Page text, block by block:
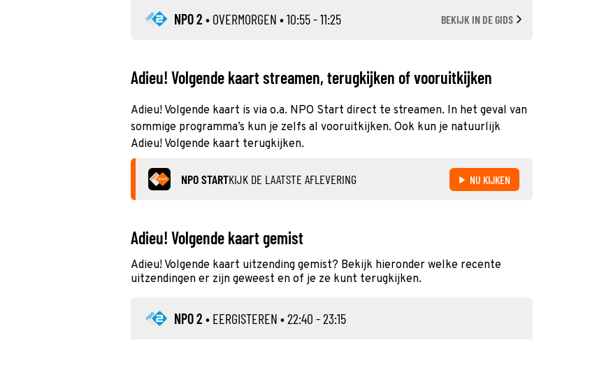
NPO 2 • OVERMORGEN • 10:55 - 11:25 BEKIJK IN DE GIDS
Adieu! Volgende kaart streamen, terugkijken of vooruitkijken
Adieu! Volgende kaart is via o.a. NPO Start direct te streamen. In het geval van
sommige programma’s kun je zelfs al vooruitkijken. Ook kun je natuurlijk
Adieu! Volgende kaart terugkijken.
NPO STARTKIJK DE LAATSTE AFLEVERING NU KIJKEN
Adieu! Volgende kaart gemist
Adieu! Volgende kaart uitzending gemist? Bekijk hieronder welke recente
uitzendingen er zijn geweest en of je ze kunt terugkijken.
NPO 2 • EERGISTEREN • 22:40 - 23:15